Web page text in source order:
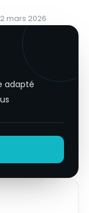
mars 2026
adapté